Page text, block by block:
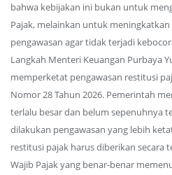
bahwa kebijakan ini bukan untuk
Pajak, melainkan untuk
pengawasan agar tidak terjadi
Langkah Menteri Keuangan Purbaya
memperketat pengawasan restitusi
Nomor 28 Tahun 2026. Pemerintah
terlalu besar dan belum sepenuhnya
dilakukan pengawasan yang lebih
restitusi pajak harus diberikan secara
Wajib Pajak yang benar-benar